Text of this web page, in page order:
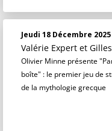
Jeudi 18 Décembre 2025
Valérie Expert et
Olivier Minne présente
boîte" : le premier jeu de
de la mythologie grecque